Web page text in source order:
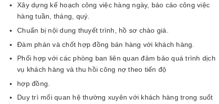
Xây dựng kế hoạch công việc hàng ngày, báo cáo công việc
hàng tuần, tháng, quý.
Chuẩn bị nội dung thuyết trình, hồ sơ chào giá.
Đàm phán và chốt hợp đồng bán hàng với khách hàng.
Phối hợp với các phòng ban liên quan đảm bảo quá trình dịch
vụ khách hàng và thu hồi công nợ theo tiến độ
hợp đồng.
Duy trì mối quan hệ thường xuyên với khách hàng trong suốt